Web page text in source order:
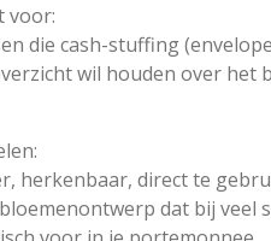
voor:
die cash-stuffing
wil houden over het
herkenbaar, direct te
dat bij veel